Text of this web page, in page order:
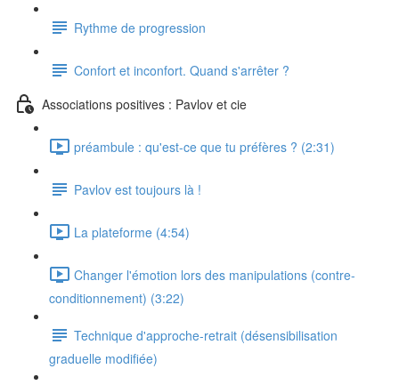
Rythme de progression
Confort et inconfort. Quand s'arrêter ?
Associations positives : Pavlov et cie
préambule : qu'est-ce que tu préfères ? (2:31)
Pavlov est toujours là !
La plateforme (4:54)
Changer l'émotion lors des manipulations (contre-
conditionnement) (3:22)
Technique d'approche-retrait (désensibilisation
graduelle modifiée)